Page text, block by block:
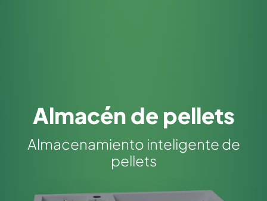
Almacén de pellets
Almacenamiento inteligente de
pellets